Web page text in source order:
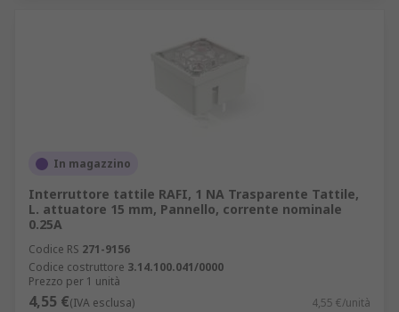
In magazzino
Interruttore tattile RAFI, 1 NA Trasparente Tattile,
L. attuatore 15 mm, Pannello, corrente nominale
0.25A
Codice RS 271-9156
Codice costruttore 3.14.100.041/0000
Prezzo per 1 unità
4,55 €(IVA esclusa) 4,55 €/unità